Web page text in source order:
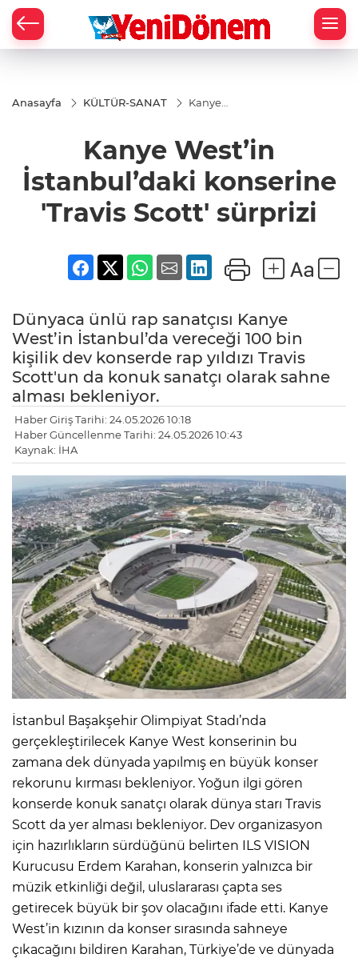
Anasayfa KÜLTÜR-SANAT
Kanye
konserine
'Travis Scott'
Kanye West’in
İstanbul’daki konserine
'Travis Scott' sürprizi
Dünyaca ünlü rap sanatçısı Kanye
West’in İstanbul’da vereceği 100 bin
kişilik dev konserde rap yıldızı Travis
Scott'un da konuk sanatçı olarak sahne
alması bekleniyor.
Haber Giriş Tarihi: 24.05.2026 10:18
Haber Güncellenme Tarihi: 24.05.2026 10:43
Kaynak: İHA
İstanbul Başakşehir Olimpiyat Stadı’nda
gerçekleştirilecek Kanye West konserinin bu
zamana dek dünyada yapılmış en büyük konser
rekorunu kırması bekleniyor. Yoğun ilgi gören
konserde konuk sanatçı olarak dünya starı Travis
Scott da yer alması bekleniyor. Dev organizasyon
için hazırlıkların sürdüğünü belirten ILS VISION
Kurucusu Erdem Karahan, konserin yalnızca bir
müzik etkinliği değil, uluslararası çapta ses
getirecek büyük bir şov olacağını ifade etti. Kanye
West’in kızının da konser sırasında sahneye
çıkacağını bildiren Karahan, Türkiye’de ve dünyada